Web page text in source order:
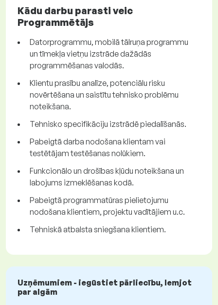
Kādu darbu parasti veic
Programmētājs
Datorprogrammu, mobilā tālruņa programmu
un tīmekļa vietņu izstrāde dažādās
programmēšanas valodās.
Klientu prasību analīze, potenciālu risku
novērtēšana un saistītu tehnisko problēmu
noteikšana.
Tehnisko specifikāciju izstrādē piedalīšanās.
Pabeigtā darba nodošana klientam vai
testētājam testēšanas nolūkiem.
Funkcionālo un drošības kļūdu noteikšana un
labojums izmeklēšanas kodā.
Pabeigtā programmatūras pielietojumu
nodošana klientiem, projektu vadītājiem u.c.
Tehniskā atbalsta sniegšana klientiem.
Uzņēmumiem - iegūstiet pārliecību, lemjot
par algām